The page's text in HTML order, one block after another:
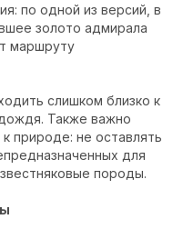
по одной из версий, в
золото адмирала
маршруту
слишком близко к
Также важно
природе: не оставлять
для
породы.